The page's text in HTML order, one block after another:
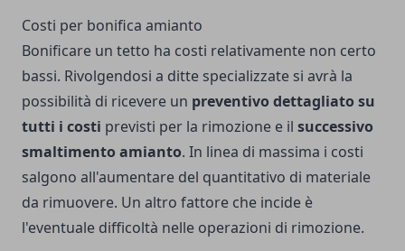
Costi per bonifica amianto
Bonificare un tetto ha costi relativamente non certo
bassi. Rivolgendosi a ditte specializzate si avrà la
possibilità di ricevere un preventivo dettagliato su
tutti i costi previsti per la rimozione e il successivo
smaltimento amianto. In linea di massima i costi
salgono all'aumentare del quantitativo di materiale
da rimuovere. Un altro fattore che incide è
l'eventuale difficoltà nelle operazioni di rimozione.